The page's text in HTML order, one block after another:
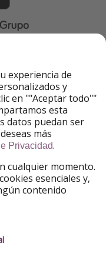
legal
experiencia de
y
en ""Aceptar todo""
esta
datos puedan ser
más
Privacidad.
cualquier momento.
esenciales y,
contenido